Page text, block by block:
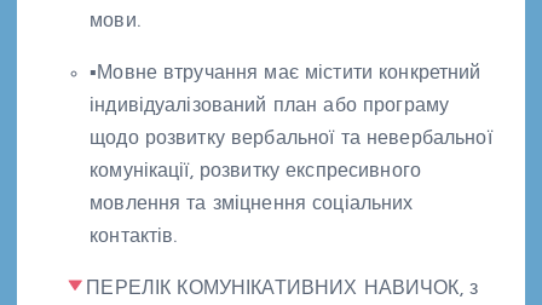
мови.
▪Мовне втручання має містити конкретний
індивідуалізований план або програму
щодо розвитку вербальної та невербальної
комунікації, розвитку експресивного
мовлення та зміцнення соціальних
контактів.
ПЕРЕЛІК КОМУНІКАТИВНИХ НАВИЧОК, з